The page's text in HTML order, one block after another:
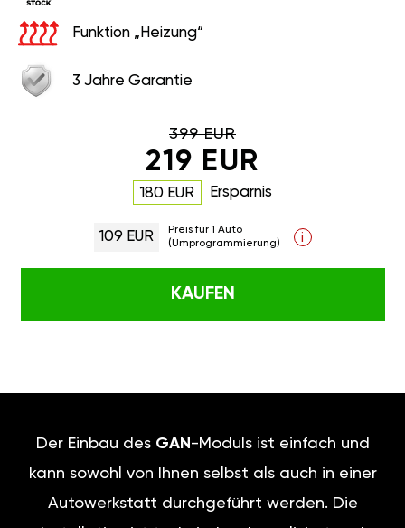
Funktion „Heizung“
3 Jahre Garantie
399 EUR
219 EUR
180 EUR Ersparnis
109 EUR
Preis für 1 Auto
(Umprogrammierung)
i
KAUFEN
Der Einbau des GAN -Moduls ist einfach und
kann sowohl von Ihnen selbst als auch in einer
Autowerkstatt durchgeführt werden. Die